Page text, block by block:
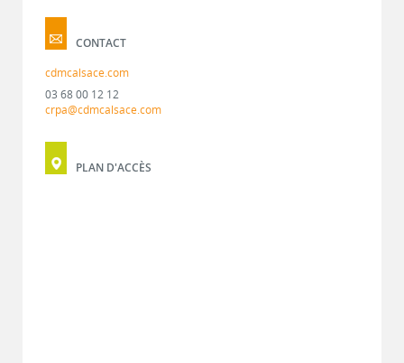
CONTACT
cdmcalsace.com
03 68 00 12 12
crpa@cdmcalsace.com
PLAN D'ACCÈS